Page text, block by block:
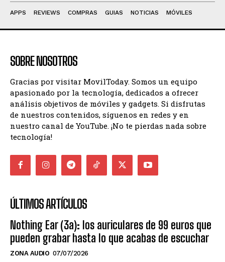
APPS REVIEWS COMPRAS GUIAS NOTICIAS MÓVILES
SOBRE NOSOTROS
Gracias por visitar MovilToday. Somos un equipo
apasionado por la tecnología, dedicados a ofrecer
análisis objetivos de móviles y gadgets. Si disfrutas
de nuestros contenidos, síguenos en redes y en
nuestro canal de YouTube. ¡No te pierdas nada sobre
tecnología!
ÚLTIMOS ARTÍCULOS
Nothing Ear (3a): los auriculares de 99 euros que
pueden grabar hasta lo que acabas de escuchar
ZONA AUDIO 07/07/2026